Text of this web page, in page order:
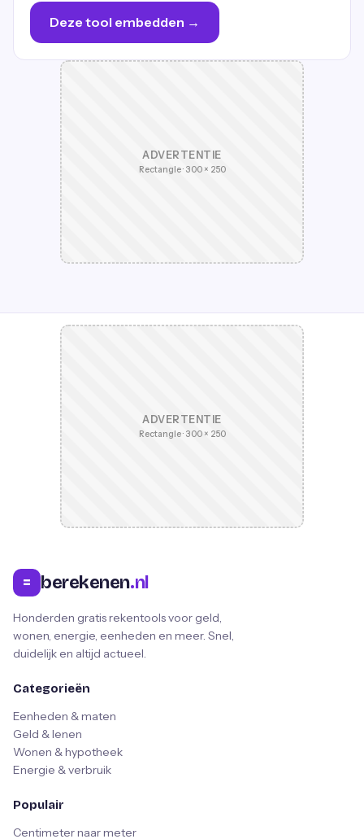
Deze tool embedden →
ADVERTENTIE
Rectangle · 300 × 250
ADVERTENTIE
Rectangle · 300 × 250
= berekenen.nl
Honderden gratis rekentools voor geld,
wonen, energie, eenheden en meer. Snel,
duidelijk en altijd actueel.
Categorieën
Eenheden & maten
Geld & lenen
Wonen & hypotheek
Energie & verbruik
Populair
Centimeter naar meter